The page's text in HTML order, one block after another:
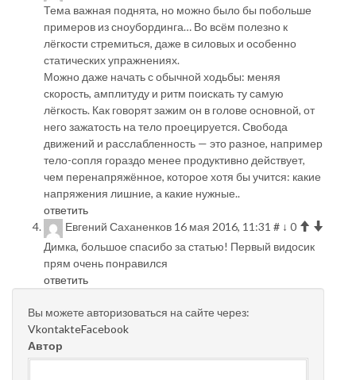
Тема важная поднята, но можно было бы побольше
примеров из сноубординга… Во всём полезно к
лёгкости стремиться, даже в силовых и особенно
статических упражнениях.
Можно даже начать с обычной ходьбы: меняя
скорость, амплитуду и ритм поискать ту самую
лёгкость. Как говорят зажим он в голове основной, от
него зажатость на тело проецируется. Свобода
движений и расслабленность — это разное, например
тело-сопля гораздо менее продуктивно действует,
чем перенапряжённое, которое хотя бы учится: какие
напряжения лишние, а какие нужные..
ответить
Евгений Саханенков 16 мая 2016, 11:31 # ↓ 0
Димка, большое спасибо за статью! Первый видосик
прям очень понравился
ответить
Вы можете авторизоваться на сайте через:
VkontakteFacebook
Автор